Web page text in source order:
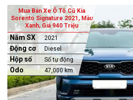
Mua Bán Xe Ô Tô Cũ Kia
Sorento Signature 2021, Màu
Xanh, Giá 940 Triệu
Năm SX 2021
Động cơ Diesel
Hộp số Số tự động
Odo 47,000 km